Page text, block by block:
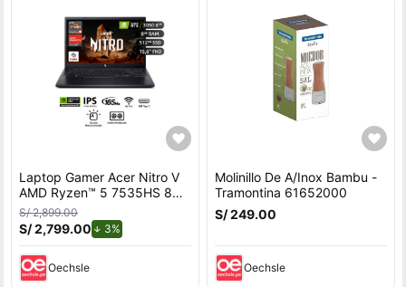
Laptop Gamer Acer Nitro V
AMD Ryzen™ 5 7535HS 8GB
RAM 512GB SSD 15.6"" RTX
3050.
S/ 2,899.00
S/ 2,799.00 3%
Oechsle
Molinillo De A/Inox Bambu -
Tramontina 61652000
S/ 249.00
Oechsle